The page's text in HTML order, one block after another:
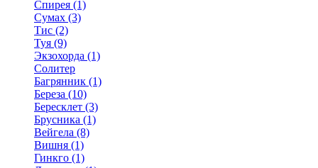
Спирея (1)
Сумах (3)
Тис (2)
Туя (9)
Экзохорда (1)
Солитер
Багрянник (1)
Береза (10)
Бересклет (3)
Брусника (1)
Вейгела (8)
Вишня (1)
Гинкго (1)